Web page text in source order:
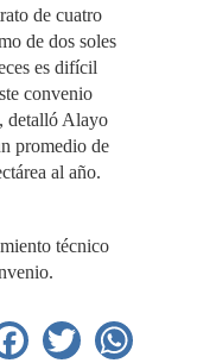
de cuatro
de dos soles
es difícil
convenio
detalló Alayo
promedio de
al año.
técnico
Facebook
Twitter